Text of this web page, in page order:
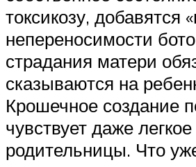
токсикозу, добавятся
непереносимости
страдания матери
сказываются на
Крошечное создание
чувствует даже
родительницы. Что